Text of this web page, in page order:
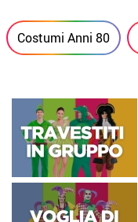
Costumi Anni 80